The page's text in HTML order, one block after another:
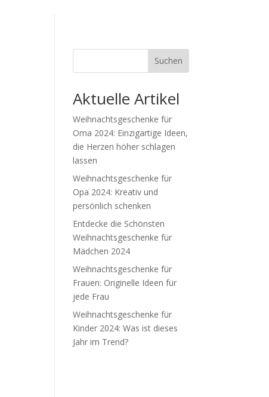
Suchen
Aktuelle Artikel
Weihnachtsgeschenke für
Oma 2024: Einzigartige Ideen,
die Herzen höher schlagen
lassen
Weihnachtsgeschenke für
Opa 2024: Kreativ und
persönlich schenken
Entdecke die Schönsten
Weihnachtsgeschenke für
Mädchen 2024
Weihnachtsgeschenke für
Frauen: Originelle Ideen für
jede Frau
Weihnachtsgeschenke für
Kinder 2024: Was ist dieses
Jahr im Trend?